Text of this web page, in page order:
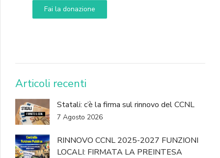
Fai la donazione
DONA
Articoli recenti
Statali: c’è la firma sul rinnovo del CCNL
7 Agosto 2026
RINNOVO CCNL 2025-2027 FUNZIONI
LOCALI: FIRMATA LA PREINTESA